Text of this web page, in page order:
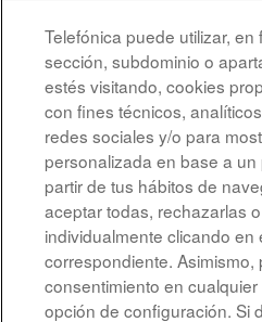
Aviso
Telefónica puede utilizar, en
sección, subdominio o
estés visitando, cookies
con fines técnicos,
redes sociales y/o para
personalizada en base a
partir de tus hábitos de
aceptar todas, rechazarlas
individualmente clicando en
correspondiente. Asimismo,
consentimiento en
opción de configuración. Si